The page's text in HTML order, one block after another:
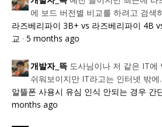
에 보드 버전별 비교를 하려고 검색
라즈베리파이 3B+ vs 라즈베리파이 4B
교 · 5 months ago
개발자_뜩 도사님이나 저 같은 IT에
쉬워보이지만 IT라고는 인터넷 밖에
알뜰폰 사용시 유심 인식 안되는 경우 간
months ago